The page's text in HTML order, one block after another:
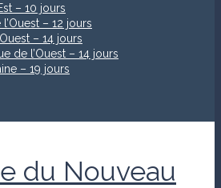
– 10 jours
– 12 jours
– 14 jours
de l’Ouest – 14 jours
– 19 jours
du Nouveau